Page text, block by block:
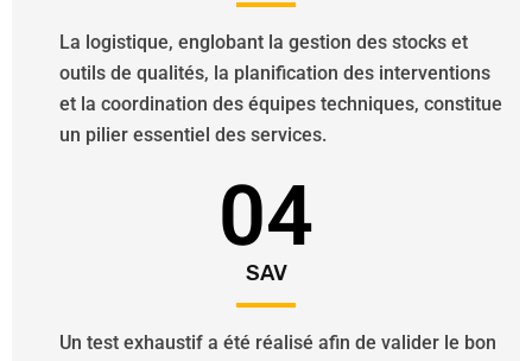
La logistique, englobant la gestion des stocks et
outils de qualités, la planification des interventions
et la coordination des équipes techniques, constitue
un pilier essentiel des services.
04
SAV
Un test exhaustif a été réalisé afin de valider le bon